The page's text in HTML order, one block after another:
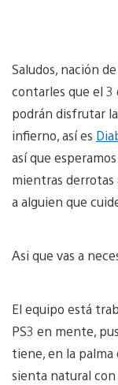
Saludos, nación
contarles que el 3
podrán disfrutar
infierno, así es
así que
mientras derrotas
a alguien que
Asi que vas a
El equipo está
PS3 en mente,
tiene, en la palma
sienta natural